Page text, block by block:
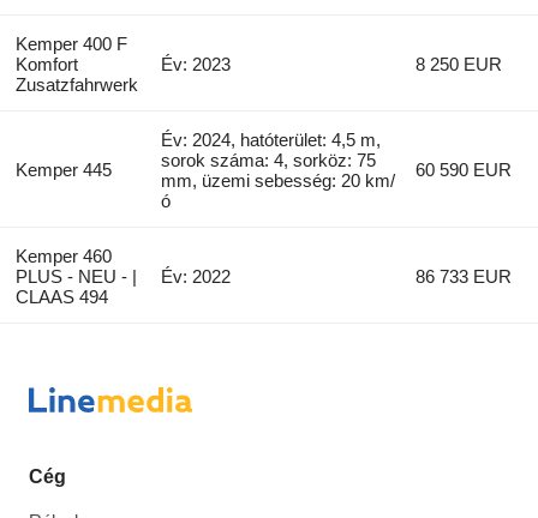
Kemper 400 F
Komfort
Zusatzfahrwerk
Év: 2023 8 250 EUR
Kemper 445
Év: 2024, hatóterület: 4,5 m,
sorok száma: 4, sorköz: 75
mm, üzemi sebesség: 20 km/
ó
60 590 EUR
Kemper 460
PLUS - NEU - |
CLAAS 494
Év: 2022 86 733 EUR
Cég